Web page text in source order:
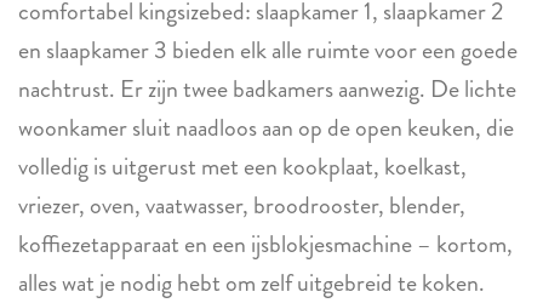
comfortabel kingsizebed: slaapkamer 1, slaapkamer 2
en slaapkamer 3 bieden elk alle ruimte voor een goede
nachtrust. Er zijn twee badkamers aanwezig. De lichte
woonkamer sluit naadloos aan op de open keuken, die
volledig is uitgerust met een kookplaat, koelkast,
vriezer, oven, vaatwasser, broodrooster, blender,
koffiezetapparaat en een ijsblokjesmachine – kortom,
alles wat je nodig hebt om zelf uitgebreid te koken.